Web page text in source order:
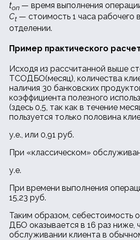
tоп— время выполнения
Ct— стоимость 1 часа рабочего
отделении.
Пример практического
Исходя из рассчитанной выше
TCOДБО(месяц), количества
наличия 30 банковских
коэффициента полезного
(здесь 0,5, так как в течение
пользуется только половина
у.е., или 0,91 руб.
При «классическом»
у.е.
При времени выполнения
15,23 руб.
Таким образом, себестоимость
ДБО оказывается в 16 раз ниже,
обслуживании клиента в